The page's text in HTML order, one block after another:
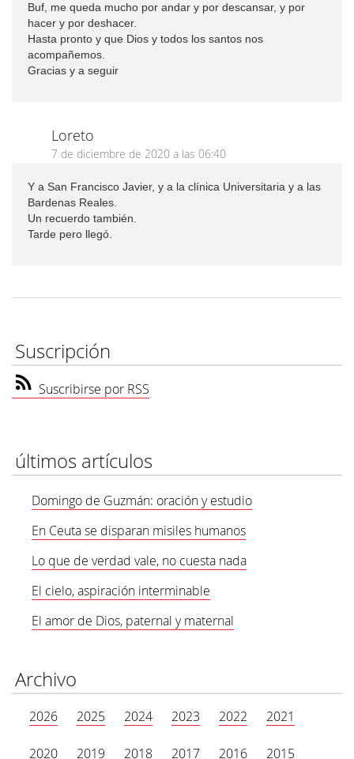
Buf, me queda mucho por andar y por descansar, y por
hacer y por deshacer.
Hasta pronto y que Dios y todos los santos nos
acompañemos.
Gracias y a seguir
Loreto
7 de diciembre de 2020 a las 06:40
Y a San Francisco Javier, y a la clínica Universitaria y a las
Bardenas Reales.
Un recuerdo también.
Tarde pero llegó.
Suscripción
Suscribirse por RSS
últimos artículos
Domingo de Guzmán: oración y estudio
En Ceuta se disparan misiles humanos
Lo que de verdad vale, no cuesta nada
El cielo, aspiración interminable
El amor de Dios, paternal y maternal
Archivo
2026 2025 2024 2023 2022 2021
2020 2019 2018 2017 2016 2015